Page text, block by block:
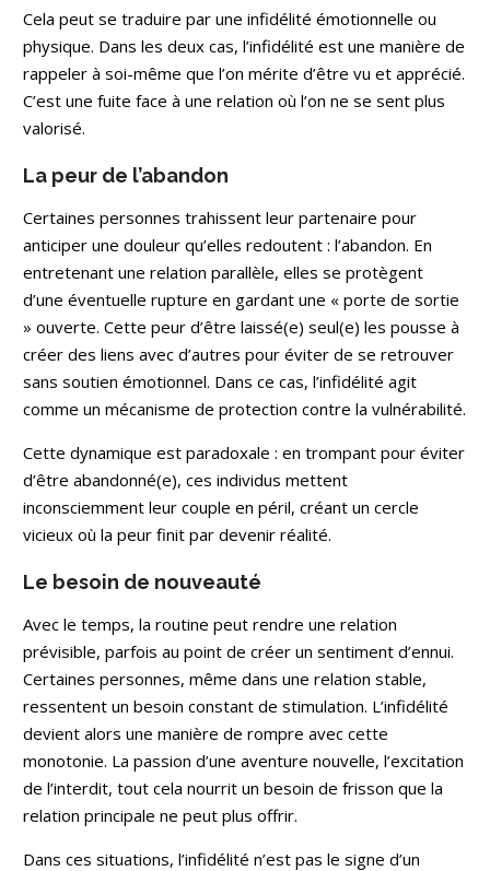
Cela peut se traduire par une infidélité émotionnelle ou
physique. Dans les deux cas, l’infidélité est une manière de
rappeler à soi-même que l’on mérite d’être vu et apprécié.
C’est une fuite face à une relation où l’on ne se sent plus
valorisé.
La peur de l’abandon
Certaines personnes trahissent leur partenaire pour
anticiper une douleur qu’elles redoutent : l’abandon. En
entretenant une relation parallèle, elles se protègent
d’une éventuelle rupture en gardant une « porte de sortie
» ouverte. Cette peur d’être laissé(e) seul(e) les pousse à
créer des liens avec d’autres pour éviter de se retrouver
sans soutien émotionnel. Dans ce cas, l’infidélité agit
comme un mécanisme de protection contre la vulnérabilité.
Cette dynamique est paradoxale : en trompant pour éviter
d’être abandonné(e), ces individus mettent
inconsciemment leur couple en péril, créant un cercle
vicieux où la peur finit par devenir réalité.
Le besoin de nouveauté
Avec le temps, la routine peut rendre une relation
prévisible, parfois au point de créer un sentiment d’ennui.
Certaines personnes, même dans une relation stable,
ressentent un besoin constant de stimulation. L’infidélité
devient alors une manière de rompre avec cette
monotonie. La passion d’une aventure nouvelle, l’excitation
de l’interdit, tout cela nourrit un besoin de frisson que la
relation principale ne peut plus offrir.
Dans ces situations, l’infidélité n’est pas le signe d’un